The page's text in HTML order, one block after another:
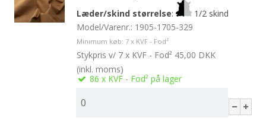
Læder/skind størrelse:
1/2 skind
Model/Varenr.: 1905-1705-329
Minimum køb: 7 x KVF - Fod²
Stykpris v/ 7 x KVF - Fod² 45,00 DKK
(inkl. moms)
86 x KVF - Fod² på lager